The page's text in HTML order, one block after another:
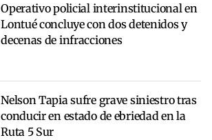
Operativo policial interinstitucional en
Lontué concluye con dos detenidos y
decenas de infracciones
Nelson Tapia sufre grave siniestro tras
conducir en estado de ebriedad en la
Ruta 5 Sur